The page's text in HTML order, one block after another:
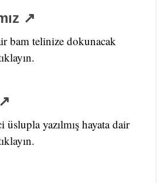
↗
bam telinize dokunacak
yazılmış hayata dair